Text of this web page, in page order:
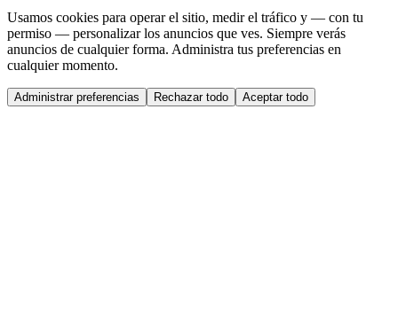
Usamos cookies para operar el sitio, medir el tráfico y — con tu
permiso — personalizar los anuncios que ves. Siempre verás
anuncios de cualquier forma. Administra tus preferencias en
cualquier momento.
Administrar preferencias Rechazar todo Aceptar todo